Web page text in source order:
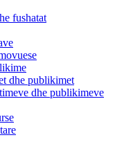
fushatat
dhe publikimet
dhe publikimeve